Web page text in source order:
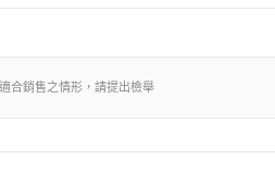
合銷售之情形，請提出檢舉